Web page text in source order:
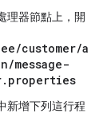
理器節點上，開
customer/a
message-
新增下列這行程